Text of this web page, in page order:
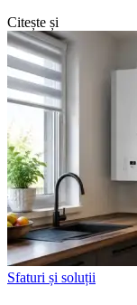
Citește și
Sfaturi și soluții